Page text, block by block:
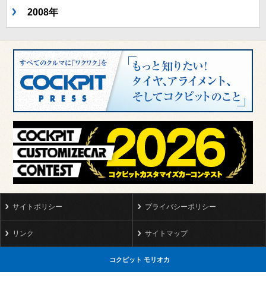
2008年
サイトポリシー プライバシーポリシー
リンク サイトマップ
コクピット モリオカ